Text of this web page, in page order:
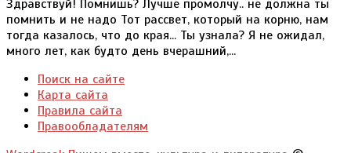
Здравствуй! Помнишь? Лучше промолчу.. не должна ты
помнить и не надо Тот рассвет, который на корню, нам
тогда казалось, что до края... Ты узнала? Я не ожидал,
много лет, как будто день вчерашний,...
Поиск на сайте
Карта сайта
Правила сайта
Правообладателям